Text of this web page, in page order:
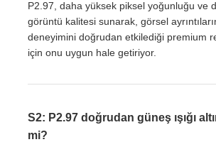
P2.97, daha yüksek piksel yoğunluğu ve
görüntü kalitesi sunarak, görsel
deneyimini doğrudan etkilediği premium
için onu uygun hale getiriyor.
S2: P2.97 doğrudan güneş ışığı
mi?